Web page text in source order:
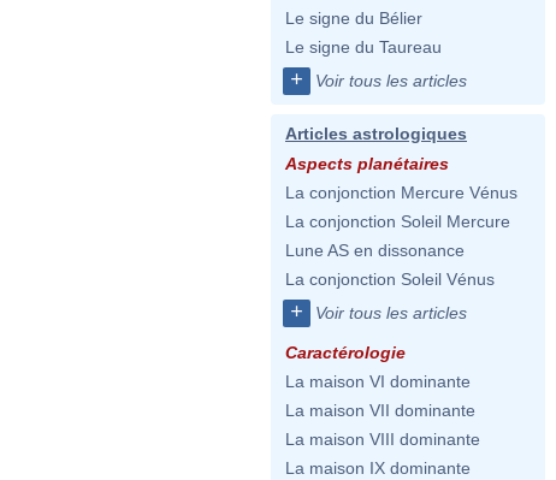
Le signe du Bélier
Le signe du Taureau
+ Voir tous les articles
Articles astrologiques
Aspects planétaires
La conjonction Mercure Vénus
La conjonction Soleil Mercure
Lune AS en dissonance
La conjonction Soleil Vénus
+ Voir tous les articles
Caractérologie
La maison VI dominante
La maison VII dominante
La maison VIII dominante
La maison IX dominante